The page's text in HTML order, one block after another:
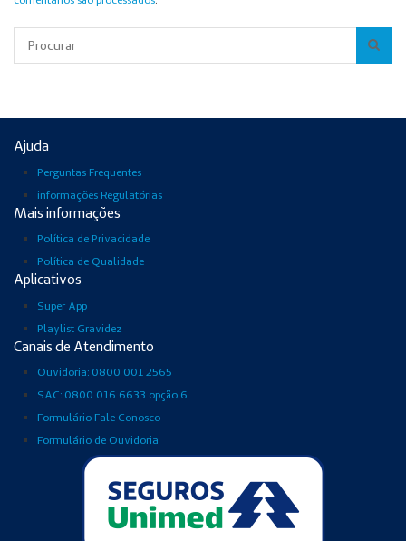
Ajuda
Perguntas Frequentes
informações Regulatórias
Mais informações
Política de Privacidade
Política de Qualidade
Aplicativos
Super App
Playlist Gravidez
Canais de Atendimento
Ouvidoria: 0800 001 2565
SAC: 0800 016 6633 opção 6
Formulário Fale Conosco
Formulário de Ouvidoria